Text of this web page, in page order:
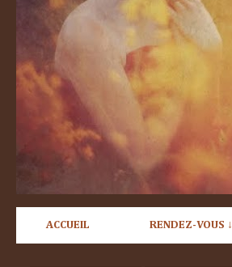
ACCUEIL RENDEZ-VOUS ↓